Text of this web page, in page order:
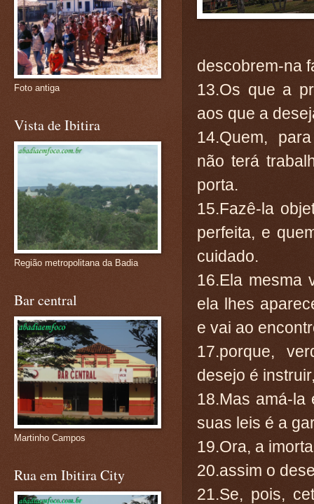
descobrem-na
13.Os que a
aos que a
14.Quem,
não terá
porta.
15.Fazê-la
perfeita, e
cuidado.
16.Ela mesma
ela lhes
e vai ao
17.porque,
desejo é
18.Mas amá-la
suas leis é a
19.Ora, a
20.assim o
21.Se, pois,
Foto antiga
Vista de Ibitira
Região metropolitana da Badia
Bar central
Martinho Campos
Rua em Ibitira City